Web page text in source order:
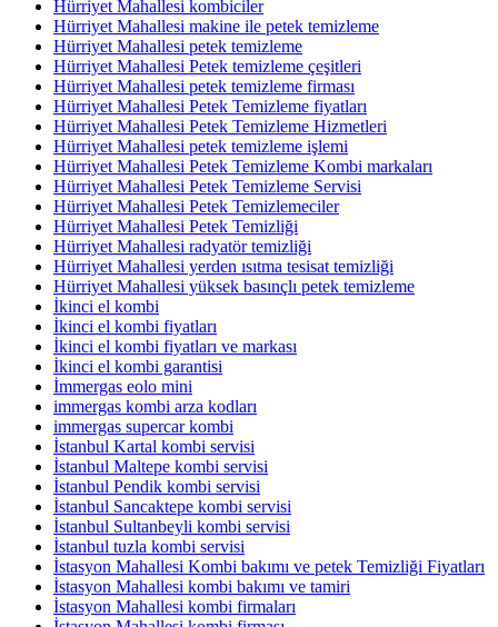
Hürriyet Mahallesi kombiciler
Hürriyet Mahallesi makine ile petek temizleme
Hürriyet Mahallesi petek temizleme
Hürriyet Mahallesi Petek temizleme çeşitleri
Hürriyet Mahallesi petek temizleme firması
Hürriyet Mahallesi Petek Temizleme fiyatları
Hürriyet Mahallesi Petek Temizleme Hizmetleri
Hürriyet Mahallesi petek temizleme işlemi
Hürriyet Mahallesi Petek Temizleme Kombi markaları
Hürriyet Mahallesi Petek Temizleme Servisi
Hürriyet Mahallesi Petek Temizlemeciler
Hürriyet Mahallesi Petek Temizliği
Hürriyet Mahallesi radyatör temizliği
Hürriyet Mahallesi yerden ısıtma tesisat temizliği
Hürriyet Mahallesi yüksek basınçlı petek temizleme
İkinci el kombi
İkinci el kombi fiyatları
İkinci el kombi fiyatları ve markası
İkinci el kombi garantisi
İmmergas eolo mini
immergas kombi arza kodları
immergas supercar kombi
İstanbul Kartal kombi servisi
İstanbul Maltepe kombi servisi
İstanbul Pendik kombi servisi
İstanbul Sancaktepe kombi servisi
İstanbul Sultanbeyli kombi servisi
İstanbul tuzla kombi servisi
İstasyon Mahallesi Kombi bakımı ve petek Temizliği Fiyatları
İstasyon Mahallesi kombi bakımı ve tamiri
İstasyon Mahallesi kombi firmaları